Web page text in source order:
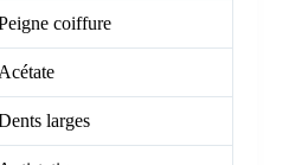
coiffure
Acétate
larges